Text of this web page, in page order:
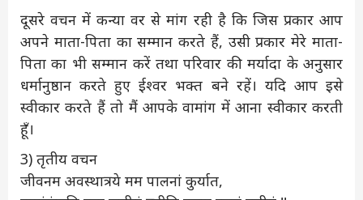
दूसरे वचन में कन्या वर से मांग रही है कि जिस प्रकार आप
अपने माता-पिता का सम्मान करते हैं, उसी प्रकार मेरे माता-
पिता का भी सम्मान करें तथा परिवार की मर्यादा के अनुसार
धर्मानुष्ठान करते हुए ईश्वर भक्त बने रहें। यदि आप इसे
स्वीकार करते हैं तो मैं आपके वामांग में आना स्वीकार करती
हूँ।
3) तृतीय वचन
जीवनम अवस्थात्रये मम पालनां कुर्यात,